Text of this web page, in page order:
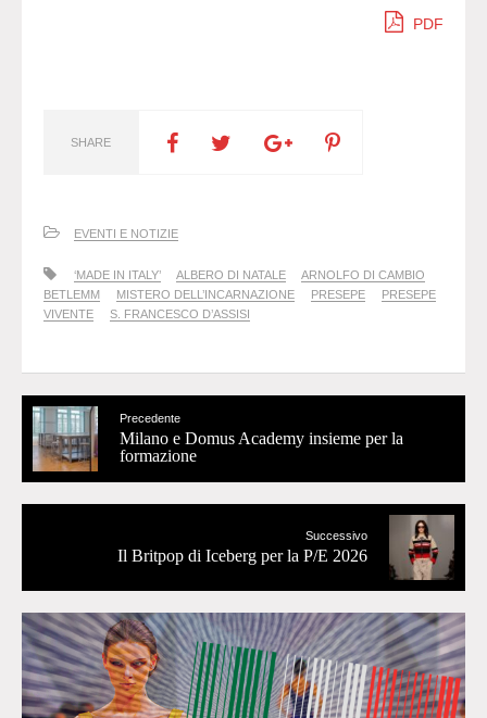
PDF
SHARE
EVENTI E NOTIZIE
‘MADE IN ITALY’ ALBERO DI NATALE
ARNOLFO DI CAMBIO
BETLEMM
MISTERO DELL’INCARNAZIONE PRESEPE
PRESEPE
VIVENTE
S. FRANCESCO D’ASSISI
Precedente
Milano e Domus Academy insieme per la
formazione
Successivo
Il Britpop di Iceberg per la P/E 2026